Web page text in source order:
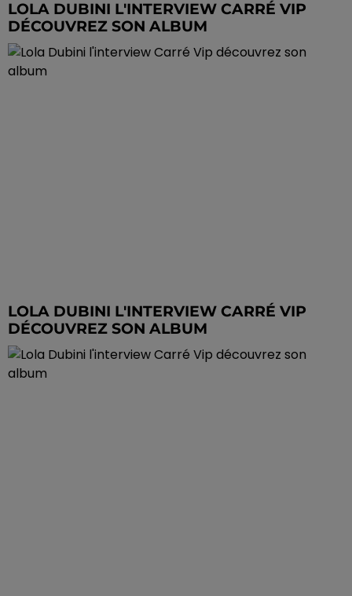
LOLA DUBINI L'INTERVIEW CARRÉ VIP
DÉCOUVREZ SON ALBUM
LOLA DUBINI L'INTERVIEW CARRÉ VIP
DÉCOUVREZ SON ALBUM